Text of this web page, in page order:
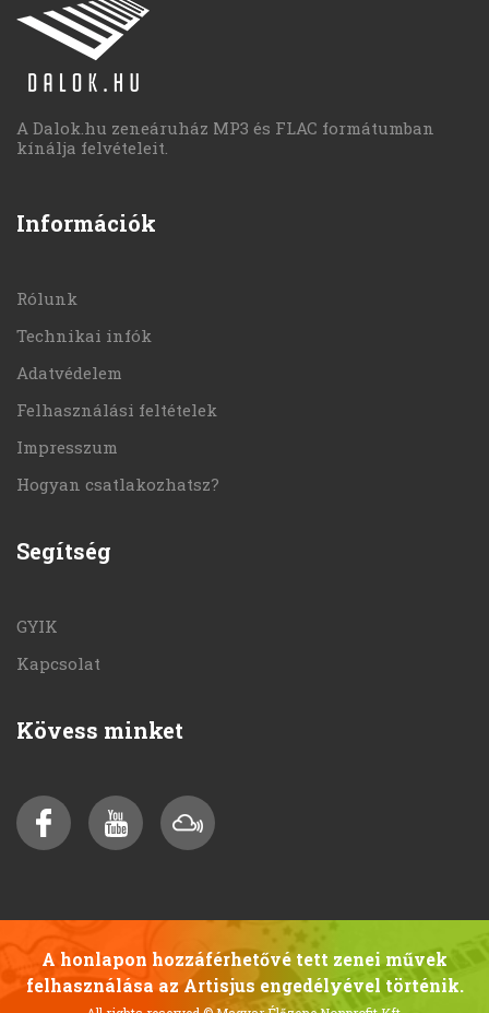
A Dalok.hu zeneáruház MP3 és FLAC formátumban
kínálja felvételeit.
Információk
Rólunk
Technikai infók
Adatvédelem
Felhasználási feltételek
Impresszum
Hogyan csatlakozhatsz?
Segítség
GYIK
Kapcsolat
Kövess minket
A honlapon hozzáférhetővé tett zenei művek
felhasználása az Artisjus engedélyével történik.